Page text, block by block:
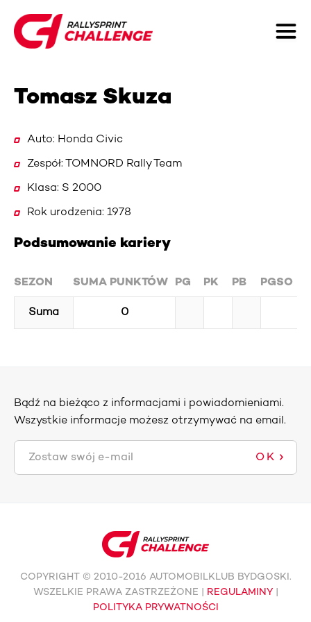
Tomasz Skuza
Auto: Honda Civic
Zespół: TOMNORD Rally Team
Klasa: S 2000
Rok urodzenia: 1978
Podsumowanie kariery
SEZON SUMA PUNKTÓW PG PK PB PGSO
Suma
0
Bądź na bieżąco z informacjami i powiadomieniami.
Wszystkie informacje możesz otrzymywać na email.
OK
COPYRIGHT © 2010-2016 AUTOMOBILKLUB BYDGOSKI.
WSZELKIE PRAWA ZASTRZEŻONE | REGULAMINY|
POLITYKA PRYWATNOŚCI